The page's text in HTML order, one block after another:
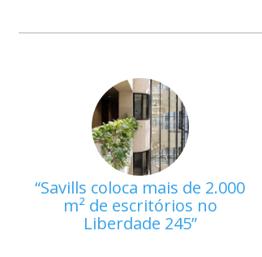
Savills coloca mais de 2.000
m² de escritórios no
Liberdade 245